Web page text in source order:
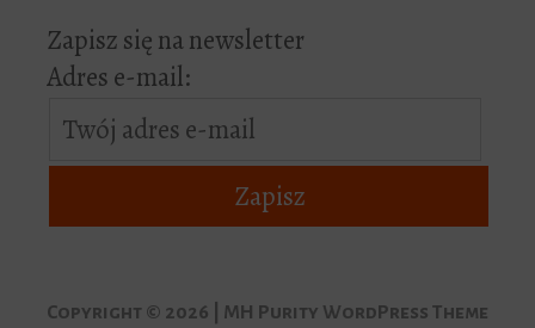
Zapisz się na newsletter
Adres e-mail:
Copyright © 2026 | MH Purity WordPress Theme